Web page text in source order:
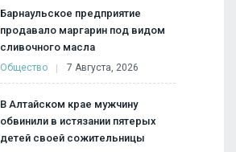
Барнаульское предприятие
продавало маргарин под видом
сливочного масла
Общество 7 Августа, 2026
В Алтайском крае мужчину
обвинили в истязании пятерых
детей своей сожительницы